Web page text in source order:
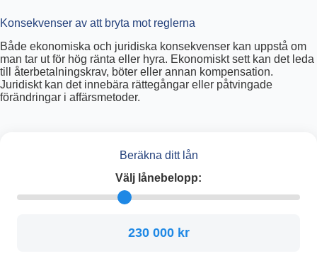
Konsekvenser av att bryta mot reglerna
Både ekonomiska och juridiska konsekvenser kan uppstå om
man tar ut för hög ränta eller hyra. Ekonomiskt sett kan det leda
till återbetalningskrav, böter eller annan kompensation.
Juridiskt kan det innebära rättegångar eller påtvingade
förändringar i affärsmetoder.
Beräkna ditt lån
Välj lånebelopp:
230 000 kr